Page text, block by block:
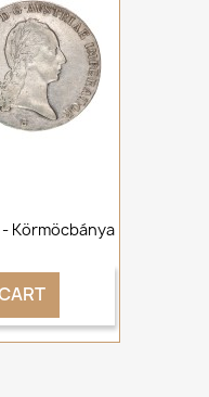
- Körmöcbánya